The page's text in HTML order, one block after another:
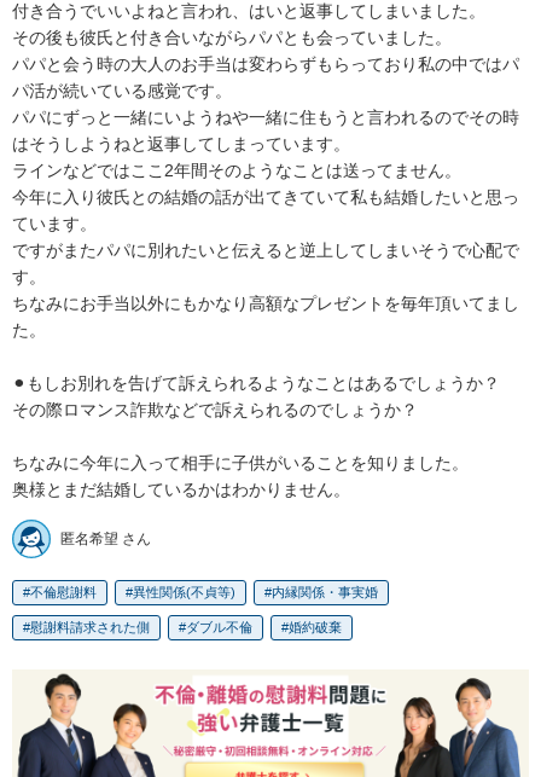
付き合うでいいよねと言われ、はいと返事してしまいました。
その後も彼氏と付き合いながらパパとも会っていました。
パパと会う時の大人のお手当は変わらずもらっており私の中ではパ
パ活が続いている感覚です。
パパにずっと一緒にいようねや一緒に住もうと言われるのでその時
はそうしようねと返事してしまっています。
ラインなどではここ2年間そのようなことは送ってません。
今年に入り彼氏との結婚の話が出てきていて私も結婚したいと思っ
ています。
ですがまたパパに別れたいと伝えると逆上してしまいそうで心配で
す。
ちなみにお手当以外にもかなり高額なプレゼントを毎年頂いてまし
た。
⚫︎もしお別れを告げて訴えられるようなことはあるでしょうか？
その際ロマンス詐欺などで訴えられるのでしょうか？
ちなみに今年に入って相手に子供がいることを知りました。
奥様とまだ結婚しているかはわかりません。
匿名希望 さん
不倫慰謝料 異性関係(不貞等) 内縁関係・事実婚
慰謝料請求された側 ダブル不倫 婚約破棄